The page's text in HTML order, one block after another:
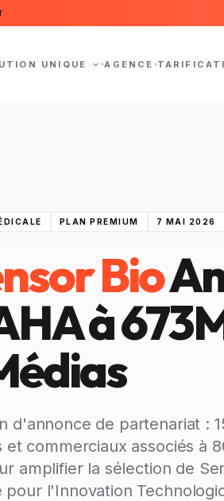
UNIQUE AGENCE
PLAN PREMIUM 7 MAI 2026
Bio
à
d'annonce de partenariat :
commerciaux associés à
amplifier la sélection de
l'Innovation